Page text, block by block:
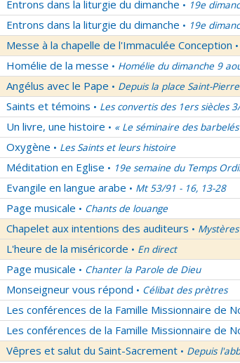
Entrons dans la liturgie du dimanche • 19e
Entrons dans la liturgie du dimanche • 19e
Messe à la chapelle de l'Immaculée Conception •
Homélie de la messe • Homélie du dimanche 9
Angélus avec le Pape • Depuis la place Saint-
Saints et témoins • Les convertis des 1ers siècles
Un livre, une histoire • « Le séminaire des
Oxygène • Les Saints et leurs histoire
Méditation en Eglise • 19e semaine du Temps
Evangile en langue arabe • Mt 53/91 - 16, 13-28
Page musicale • Chants de louange
Chapelet aux intentions des auditeurs •
L'heure de la miséricorde • En direct
Page musicale • Chanter la Parole de Dieu
Monseigneur vous répond • Célibat des prètres
Les conférences de la Famille Missionnaire de
Les conférences de la Famille Missionnaire de
Vêpres et salut du Saint-Sacrement • Depuis